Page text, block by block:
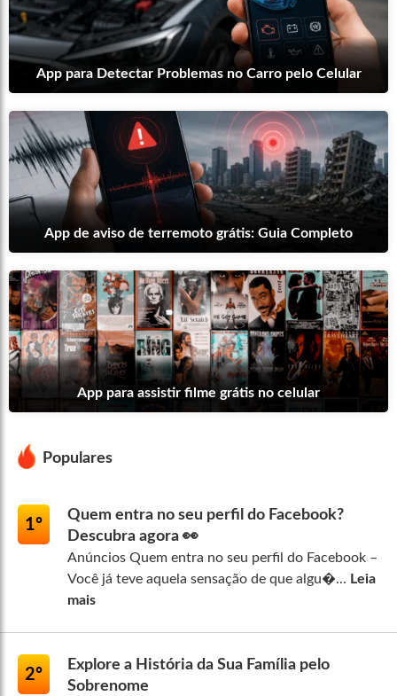
App para Detectar Problemas no Carro pelo Celular
App de aviso de terremoto grátis: Guia Completo
App para assistir filme grátis no celular
Populares
1º
Quem entra no seu perfil do Facebook?
Descubra agora 👀
Anúncios Quem entra no seu perfil do Facebook –
Você já teve aquela sensação de que algu�... Leia
mais
2º
Explore a História da Sua Família pelo
Sobrenome